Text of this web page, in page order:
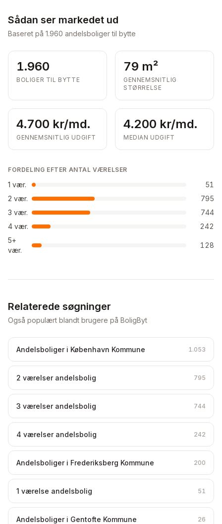
Sådan ser markedet ud
Baseret på 1.960 andelsboliger til bytte
1.960
BOLIGER TIL BYTTE
79 m²
GENNEMSNITLIG
STØRRELSE
4.700 kr/md.
GENNEMSNITLIG UDGIFT
4.200 kr/md.
MEDIAN UDGIFT
FORDELING EFTER ANTAL VÆRELSER
1 vær.
51
2 vær.
795
3 vær.
744
4 vær.
242
5+
vær.
128
Relaterede søgninger
Også populært blandt brugere på BoligByt
Andelsboliger i København Kommune 1.053
2 værelser andelsbolig 795
3 værelser andelsbolig 744
4 værelser andelsbolig 242
Andelsboliger i Frederiksberg Kommune 200
1 værelse andelsbolig 51
Andelsboliger i Gentofte Kommune 26